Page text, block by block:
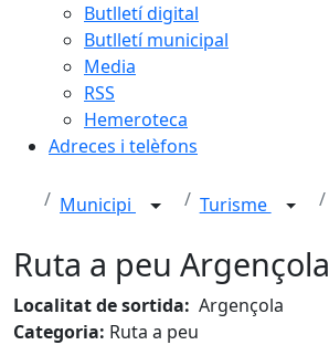
Butlletí digital
Butlletí municipal
Media
RSS
Hemeroteca
Adreces i telèfons
Municipi Turisme
Ruta a peu Argençola
Localitat de sortida: Argençola
Categoria: Ruta a peu